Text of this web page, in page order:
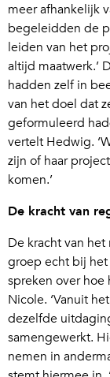
meer afhankelijk
begeleidden de
leiden van het
altijd maatwerk.’
hadden zelf in
van het doel dat
geformuleerd
vertelt Hedwig.
zijn of haar
komen.’
De kracht van
De kracht van
groep echt bij
spreken over hoe
Nicole. ‘Vanuit
dezelfde
samengewerkt.
nemen in